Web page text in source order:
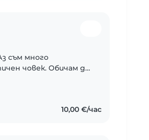
съм много
човек. Обичам да
10,00 €/час